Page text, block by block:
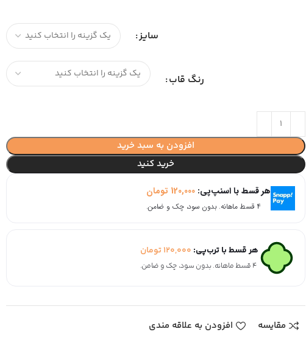
سایز
رنگ قاب
افزودن به سبد خرید
خرید کنید
هر قسط با اسنپ‌پی:120,000 تومان
۴ قسط ماهانه. بدون سود، چک و ضامن.
هر قسط با ترب‌پی: 120,000تومان
۴ قسط ماهانه. بدون سود، چک و ضامن.
مقایسه افزودن به علاقه مندی